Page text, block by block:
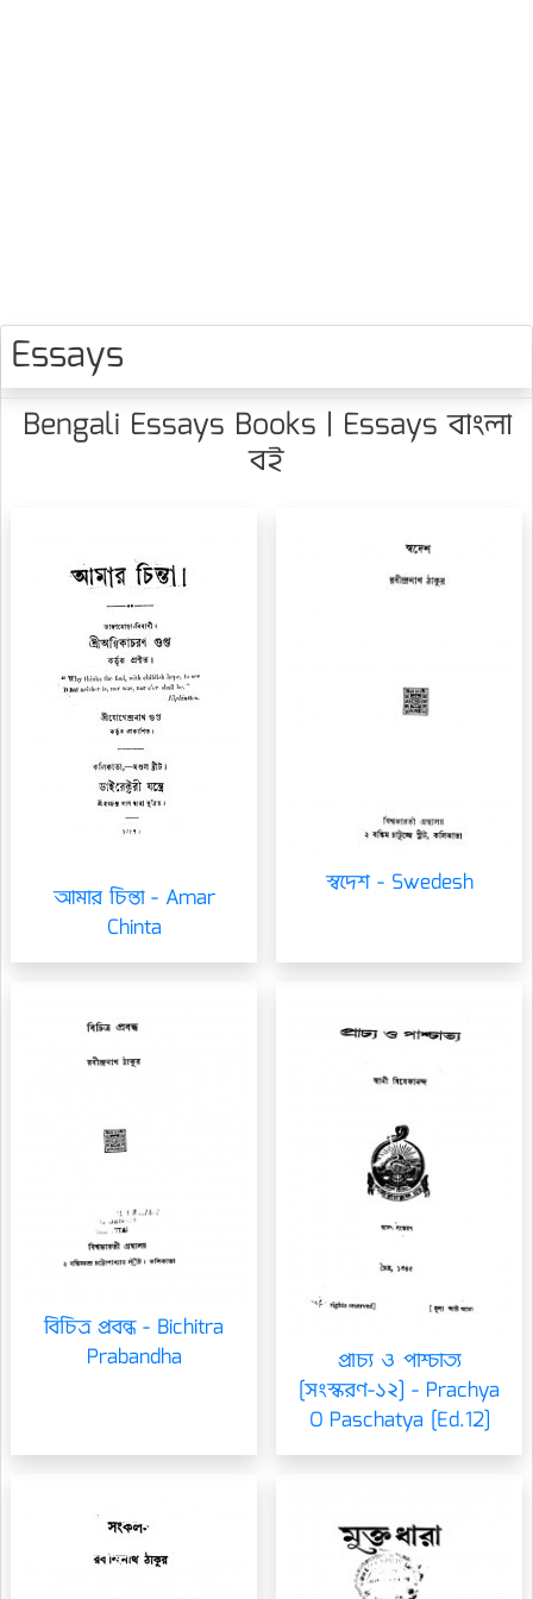
Essays
Bengali Essays Books | Essays বাংলা
বই
আমার চিন্তা - Amar
Chinta
স্বদেশ - Swedesh
বিচিত্র প্রবন্ধ - Bichitra
Prabandha
প্রাচ্য ও পাশ্চাত্য
[সংস্করণ-১২] - Prachya
O Paschatya [Ed.12]